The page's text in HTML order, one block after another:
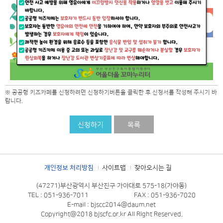
※ 공공형 키즈카페를 신청하려면 신청하기버튼을 클릭한 후 신청서를 작성해 주시기 바
랍니다.
신청하기 목록
개인정보 처리방침 사이트맵 찾아오시는 길
(47271)부산광역시 부산진구 가야대로 575-18(가야동)
TEL : 051-936-7011
FAX : 051-936-7020
E-mail : bjscc2014@daum.net
Copyright@2018 bjscfc.or.kr All Right Reserved.